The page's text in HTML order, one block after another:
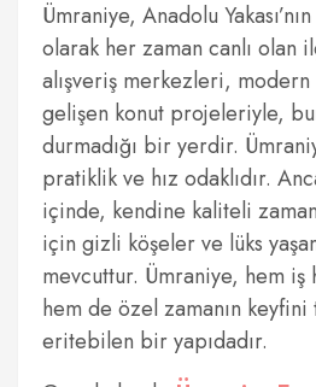
Ümraniye, Anadolu
olarak her zaman canlı olan
alışveriş merkezleri, modern
gelişen konut projeleriyle,
durmadığı bir yerdir.
pratiklik ve hız odaklıdır.
içinde, kendine kaliteli
için gizli köşeler ve lüks
mevcuttur. Ümraniye, hem iş
hem de özel zamanın
eritebilen bir yapıdadır.